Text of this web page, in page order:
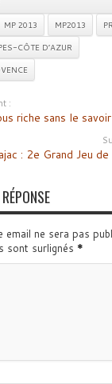
MP 2013 MP2013
CÔTE D’AZUR
:
riche sans le
: 2e Grand Jeu
email ne sera pas
sont surlignés *